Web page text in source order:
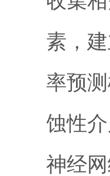
素，
率预
蚀性
神经